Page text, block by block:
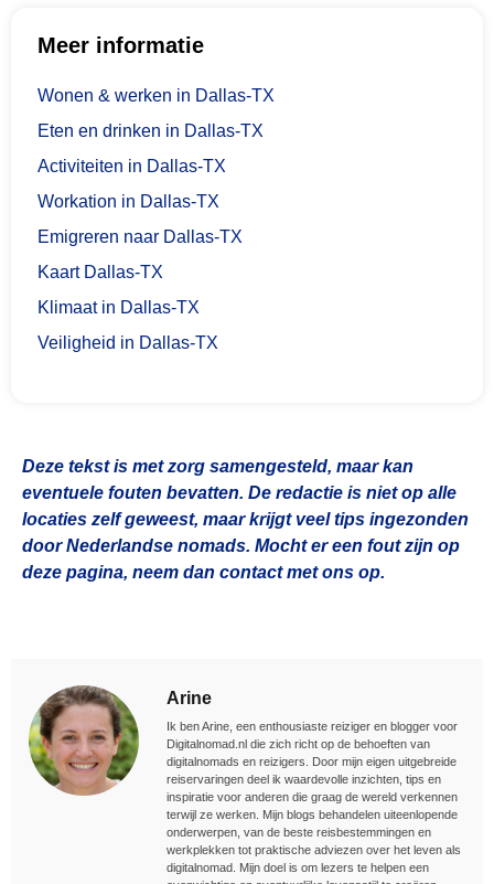
Meer informatie
Wonen & werken in Dallas-TX
Eten en drinken in Dallas-TX
Activiteiten in Dallas-TX
Workation in Dallas-TX
Emigreren naar Dallas-TX
Kaart Dallas-TX
Klimaat in Dallas-TX
Veiligheid in Dallas-TX
Deze tekst is met zorg samengesteld, maar kan
eventuele fouten bevatten. De redactie is niet op alle
locaties zelf geweest, maar krijgt veel tips ingezonden
door Nederlandse nomads. Mocht er een fout zijn op
deze pagina, neem dan contact met ons op.
Arine
Ik ben Arine, een enthousiaste reiziger en blogger voor
Digitalnomad.nl die zich richt op de behoeften van
digitalnomads en reizigers. Door mijn eigen uitgebreide
reiservaringen deel ik waardevolle inzichten, tips en
inspiratie voor anderen die graag de wereld verkennen
terwijl ze werken. Mijn blogs behandelen uiteenlopende
onderwerpen, van de beste reisbestemmingen en
werkplekken tot praktische adviezen over het leven als
digitalnomad. Mijn doel is om lezers te helpen een